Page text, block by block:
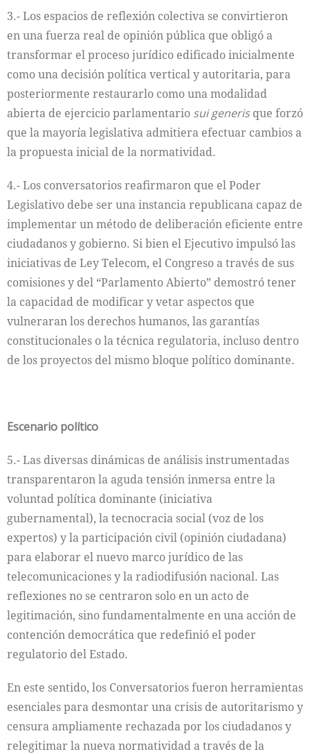
3.- Los espacios de reflexión colectiva se convirtieron
en una fuerza real de opinión pública que obligó a
transformar el proceso jurídico edificado inicialmente
como una decisión política vertical y autoritaria, para
posteriormente restaurarlo como una modalidad
abierta de ejercicio parlamentario sui generisque forzó
que la mayoría legislativa admitiera efectuar cambios a
la propuesta inicial de la normatividad.
4.- Los conversatorios reafirmaron que el Poder
Legislativo debe ser una instancia republicana capaz de
implementar un método de deliberación eficiente entre
ciudadanos y gobierno. Si bien el Ejecutivo impulsó las
iniciativas de Ley Telecom, el Congreso a través de sus
comisiones y del “Parlamento Abierto” demostró tener
la capacidad de modificar y vetar aspectos que
vulneraran los derechos humanos, las garantías
constitucionales o la técnica regulatoria, incluso dentro
de los proyectos del mismo bloque político dominante.
Escenario político
5.- Las diversas dinámicas de análisis instrumentadas
transparentaron la aguda tensión inmersa entre la
voluntad política dominante (iniciativa
gubernamental), la tecnocracia social (voz de los
expertos) y la participación civil (opinión ciudadana)
para elaborar el nuevo marco jurídico de las
telecomunicaciones y la radiodifusión nacional. Las
reflexiones no se centraron solo en un acto de
legitimación, sino fundamentalmente en una acción de
contención democrática que redefinió el poder
regulatorio del Estado.
En este sentido, los Conversatorios fueron herramientas
esenciales para desmontar una crisis de autoritarismo y
censura ampliamente rechazada por los ciudadanos y
relegitimar la nueva normatividad a través de la